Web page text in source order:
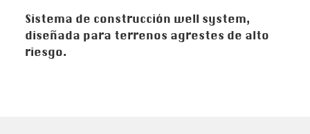
Sistema de construcción well system,
diseñada para terrenos agrestes de alto
riesgo.